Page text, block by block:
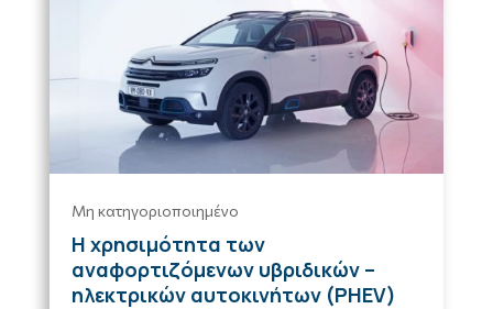
Η χρησιμότητα των
αναφορτιζόμενων υβριδικών –
ηλεκτρικών αυτοκινήτων (PHEV)
Μη κατηγοριοποιημένο